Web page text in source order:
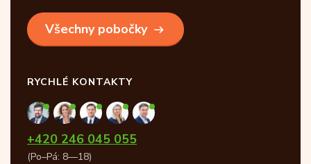
Všechny pobočky
RYCHLÉ KONTAKTY
+420 246 045 055
(Po–Pá: 8—18)